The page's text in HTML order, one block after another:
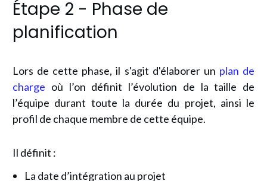
Étape 2 - Phase de
planification
Lors de cette phase, il s'agit d'élaborer un plan de
charge où l’on définit l’évolution de la taille de
l’équipe durant toute la durée du projet, ainsi le
profil de chaque membre de cette équipe.
Il définit :
La date d’intégration au projet